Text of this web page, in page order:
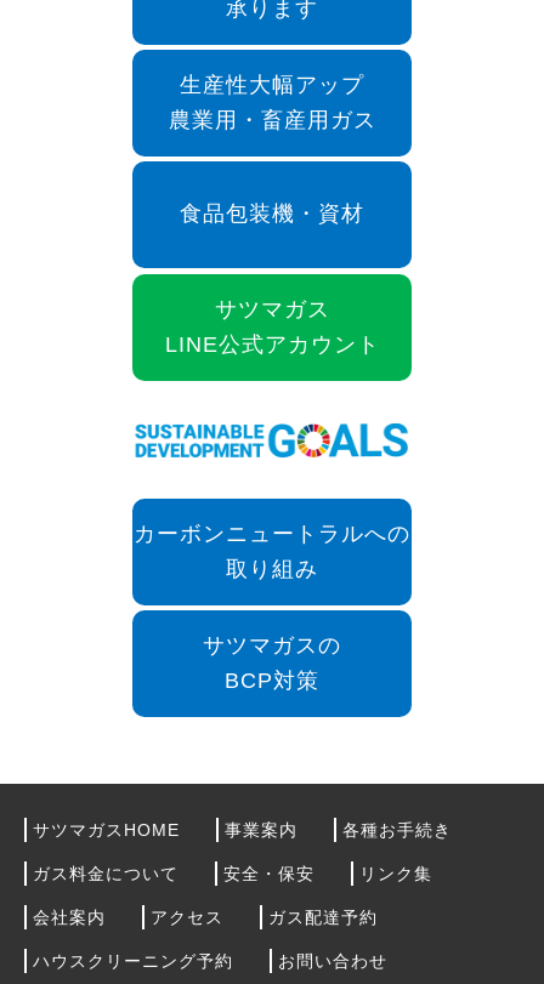
承ります
生産性大幅アップ
農業用・畜産用ガス
食品包装機・資材
サツマガス
LINE公式アカウント
カーボンニュートラルへの
取り組み
サツマガスの
BCP対策
サツマガスHOME 事業案内 各種お手続き
ガス料金について 安全・保安 リンク集
会社案内 アクセス ガス配達予約
ハウスクリーニング予約 お問い合わせ